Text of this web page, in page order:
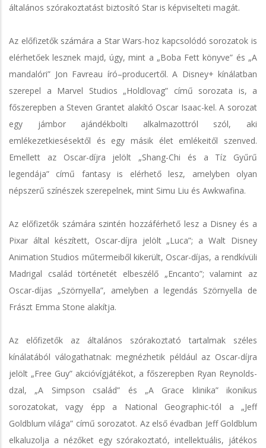
általános szórakoztatást biztosító Star is képviselteti magát.
Az előfizetők számára a Star Wars-hoz kapcsolódó sorozatok is
elérhetőek lesznek majd, úgy, mint a „Boba Fett könyve” és „A
mandalóri” Jon Favreau író–producertől. A Disney+ kínálatban
szerepel a Marvel Studios „Holdlovag” című sorozata is, a
főszerepben a Steven Grantet alakító Oscar Isaac-kel. A sorozat
egy jámbor ajándékbolti alkalmazottról szól, aki
emlékezetkiesésektől és egy másik élet emlékeitől szenved.
Emellett az Oscar-díjra jelölt „Shang-Chi és a Tíz Gyűrű
legendája” című fantasy is elérhető lesz, amelyben olyan
népszerű színészek szerepelnek, mint Simu Liu és Awkwafina.
Az előfizetők számára szintén hozzáférhető lesz a Disney és a
Pixar által készített, Oscar-díjra jelölt „Luca”; a Walt Disney
Animation Studios műtermeiből kikerült, Oscar-díjas, a rendkívüli
Madrigal család történetét elbeszélő „Encanto”; valamint az
Oscar-díjas „Szörnyella”, amelyben a legendás Szörnyella de
Frászt Emma Stone alakítja.
Az előfizetők az általános szórakoztató tartalmak széles
kínálatából válogathatnak: megnézhetik például az Oscar-díjra
jelölt „Free Guy” akcióvígjátékot, a főszerepben Ryan Reynolds-
dzal, „A Simpson család” és „A Grace klinika” ikonikus
sorozatokat, vagy épp a National Geographic-tól a „Jeff
Goldblum világa” című sorozatot. Az első évadban Jeff Goldblum
elkaluzolja a nézőket egy szórakoztató, intellektuális, játékos